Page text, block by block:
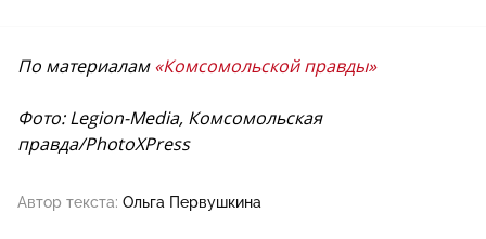
По материалам«Комсомольской правды»
Фото: Legion-Media, Комсомольская
правда/PhotoXPress
Автор текста: Ольга Первушкина